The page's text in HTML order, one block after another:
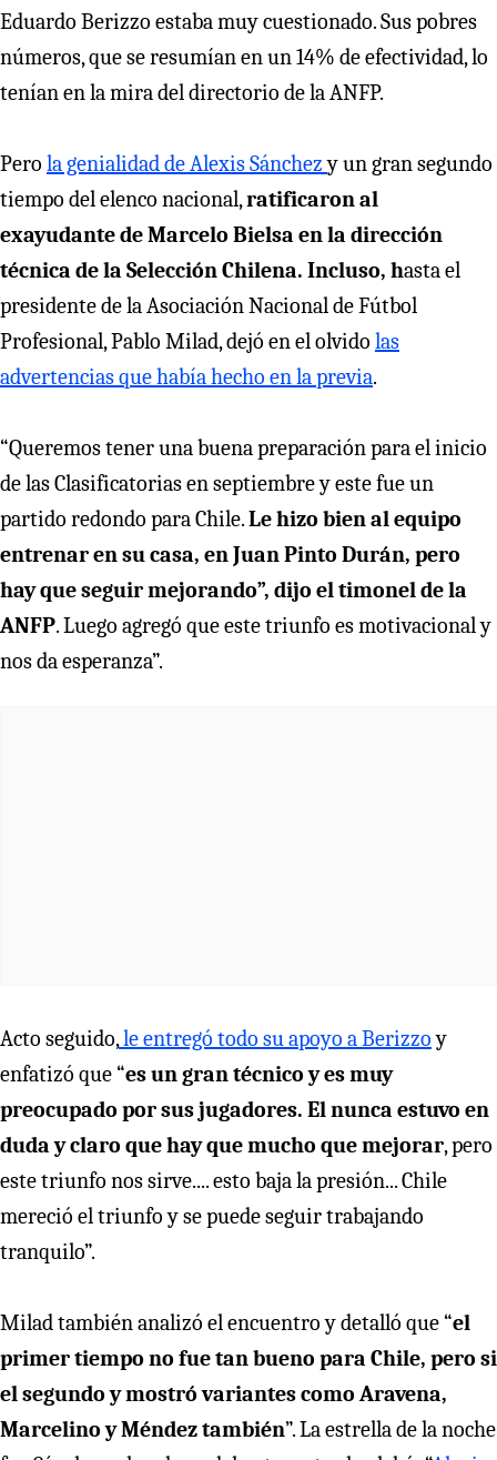
Eduardo Berizzo estaba muy cuestionado. Sus pobres
números, que se resumían en un 14% de efectividad, lo
tenían en la mira del directorio de la ANFP.
Pero la genialidad de Alexis Sánchezy un gran segundo
tiempo del elenco nacional,ratificaron al
exayudante de Marcelo Bielsa en la dirección
técnica de la Selección Chilena. Incluso, hasta el
presidente de la Asociación Nacional de Fútbol
Profesional, Pablo Milad, dejó en el olvido las
advertencias que había hecho en la previa.
“Queremos tener una buena preparación para el inicio
de las Clasificatorias en septiembre y este fue un
partido redondo para Chile.Le hizo bien al equipo
entrenar en su casa, en Juan Pinto Durán, pero
hay que seguir mejorando”, dijo el timonel de la
ANFP. Luego agregó que este triunfo es motivacional y
nos da esperanza”.
Acto seguido,le entregó todo su apoyo a Berizzoy
enfatizó que “es un gran técnico y es muy
preocupado por sus jugadores. El nunca estuvo en
duda y claro que hay que mucho que mejorar, pero
este triunfo nos sirve.... esto baja la presión... Chile
mereció el triunfo y se puede seguir trabajando
tranquilo”.
Milad también analizó el encuentro y detalló que “el
primer tiempo no fue tan bueno para Chile, pero si
el segundo y mostró variantes como Aravena,
Marcelino y Méndez también”. La estrella de la noche